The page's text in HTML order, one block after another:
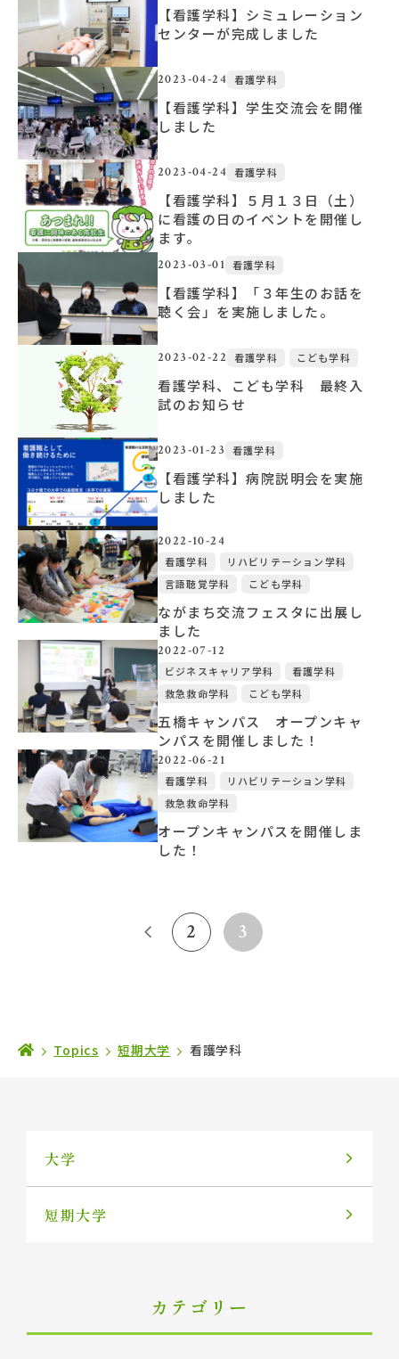
【看護学科】シミュレーション
センターが完成しました
2023-04-24 看護学科
【看護学科】学生交流会を開催
しました
2023-04-24 看護学科
【看護学科】５月１３日（土）
に看護の日のイベントを開催し
ます。
2023-03-01 看護学科
【看護学科】「３年生のお話を
聴く会」を実施しました。
2023-02-22 看護学科 こども学科
看護学科、こども学科 最終入
試のお知らせ
2023-01-23 看護学科
【看護学科】病院説明会を実施
しました
2022-10-24
看護学科
リハビリテーション学科
言語聴覚学科
こども学科
ながまち交流フェスタに出展し
ました
2022-07-12
ビジネスキャリア学科
看護学科
救急救命学科
こども学科
五橋キャンパス オープンキャ
ンパスを開催しました！
2022-06-21
看護学科
リハビリテーション学科
救急救命学科
オープンキャンパスを開催しま
した！
2 3
Topics 短期大学 看護学科
大学
短期大学
カテゴリー